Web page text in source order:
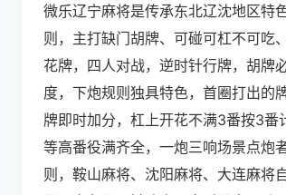
微乐辽宁麻将是传承东北辽沈地区特
则，主打缺门胡牌、可碰可杠不可吃
花牌，四人对战，逆时针行牌，胡牌
度，下炮规则独具特色，首圈打出的
牌即时加分，杠上开花不满3番按3
等高番役满齐全，一炮三响场景点炮
则，鞍山麻将、沈阳麻将、大连麻将